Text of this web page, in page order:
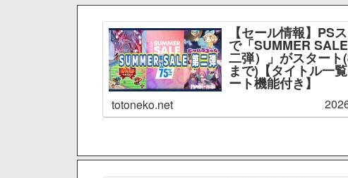
【セール情報】PS
で「SUMMER
二弾）」がスタート
まで)【タイトル一
ート機能付き】
totoneko.net